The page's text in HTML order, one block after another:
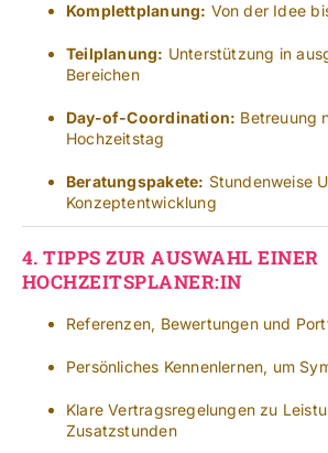
Komplettplanung: Von der Idee
Teilplanung: Unterstützung in
Bereichen
Day-of-Coordination: Betreuung
Hochzeitstag
Beratungspakete: Stundenweise
Konzeptentwicklung
4.TIPPS ZUR AUSWAHL EINER
HOCHZEITSPLANER:IN
Referenzen, Bewertungen und
Persönliches Kennenlernen, um
Klare Vertragsregelungen zu
Zusatzstunden